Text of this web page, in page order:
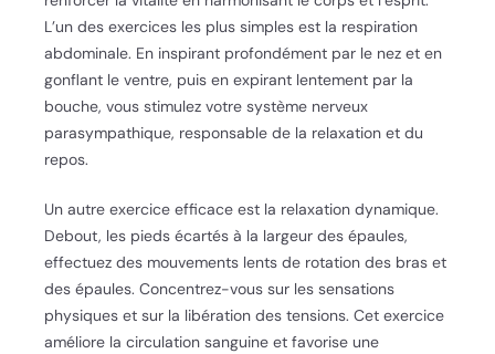
L’un des exercices les plus simples est la respiration
abdominale. En inspirant profondément par le nez et en
gonflant le ventre, puis en expirant lentement par la
bouche, vous stimulez votre système nerveux
parasympathique, responsable de la relaxation et du
repos.
Un autre exercice efficace est la relaxation dynamique.
Debout, les pieds écartés à la largeur des épaules,
effectuez des mouvements lents de rotation des bras et
des épaules. Concentrez-vous sur les sensations
physiques et sur la libération des tensions. Cet exercice
améliore la circulation sanguine et favorise une